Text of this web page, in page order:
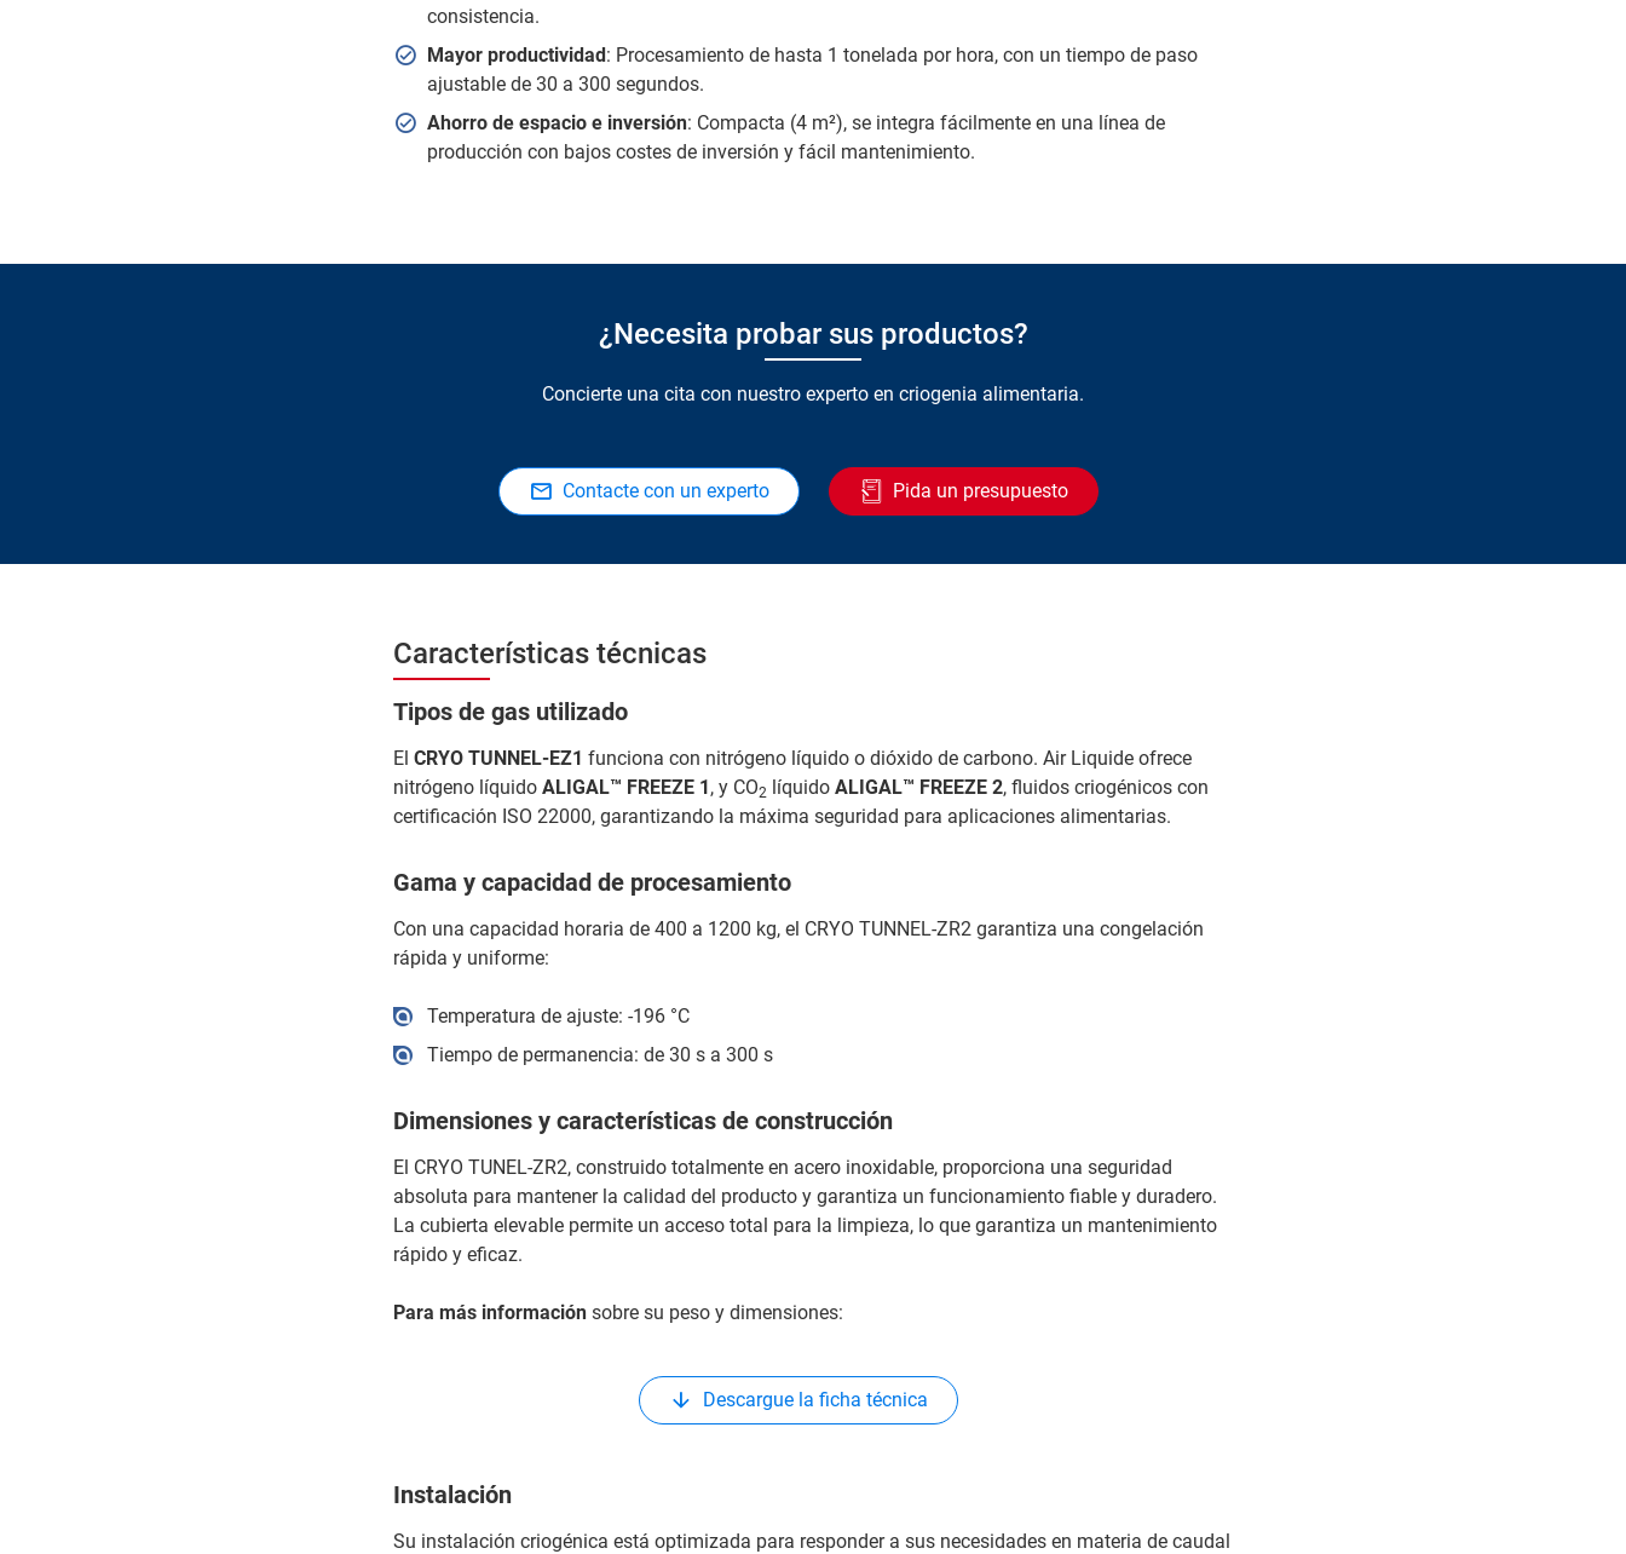
consistencia.
Mayor productividad: Procesamiento de hasta 1 tonelada por hora, con un tiempo de paso
ajustable de 30 a 300 segundos.
Ahorro de espacio e inversión: Compacta (4 m²), se integra fácilmente en una línea de
producción con bajos costes de inversión y fácil mantenimiento.
¿Necesita probar sus productos?
Concierte una cita con nuestro experto en criogenia alimentaria.
Contacte con un experto Pida un presupuesto
Características técnicas
Tipos de gas utilizado
El CRYO TUNNEL-EZ1 funciona con nitrógeno líquido o dióxido de carbono. Air Liquide ofrece
nitrógeno líquido ALIGAL™ FREEZE 1, y CO2 líquido ALIGAL™ FREEZE 2, fluidos criogénicos con
certificación ISO 22000, garantizando la máxima seguridad para aplicaciones alimentarias.
Gama y capacidad de procesamiento
Con una capacidad horaria de 400 a 1200 kg, el CRYO TUNNEL-ZR2 garantiza una congelación
rápida y uniforme:
Temperatura de ajuste: -196 °C
Tiempo de permanencia: de 30 s a 300 s
Dimensiones y características de construcción
El CRYO TUNEL-ZR2, construido totalmente en acero inoxidable, proporciona una seguridad
absoluta para mantener la calidad del producto y garantiza un funcionamiento fiable y duradero.
La cubierta elevable permite un acceso total para la limpieza, lo que garantiza un mantenimiento
rápido y eficaz.
Para más informaciónsobre su peso y dimensiones:
Descargue la ficha técnica
Instalación
Su instalación criogénica está optimizada para responder a sus necesidades en materia de caudal